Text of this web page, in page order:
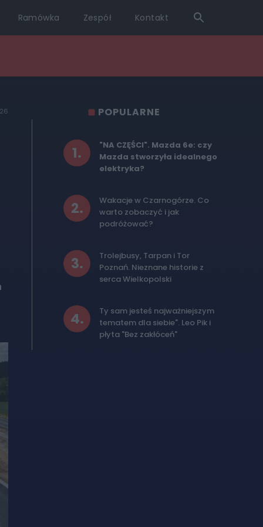
Ramówka Zespół Kontakt
POPULARNE
1.
"NA CZĘŚCI". Mazda 6e: czy
Mazda stworzyła idealnego
elektryka?
2.
Wakacje w Czarnogórze. Co
warto zobaczyć i jak
podróżować?
3.
Trolejbusy, Tarpan i Tor
Poznań. Nieznane historie z
serca Wielkopolski
4.
Ty sam jesteś najważniejszym
tematem dla siebie". Leo Pik i
płyta "Bez zakłóceń"